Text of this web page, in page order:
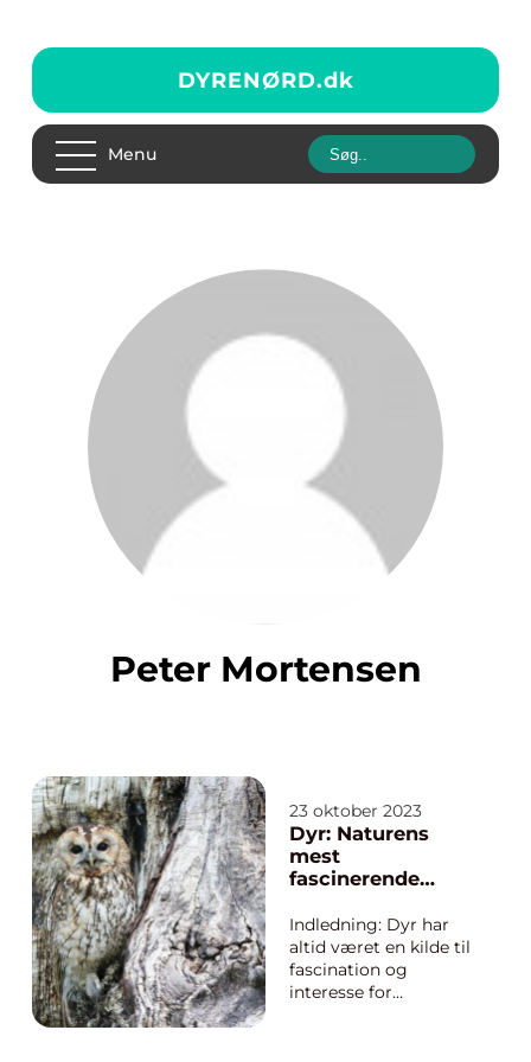
DYRENØRD.dk
Menu
Peter Mortensen
23 oktober 2023
Dyr: Naturens
mest
fascinerende
Indledning: Dyr har
altid været en kilde til
fascination og
interesse for